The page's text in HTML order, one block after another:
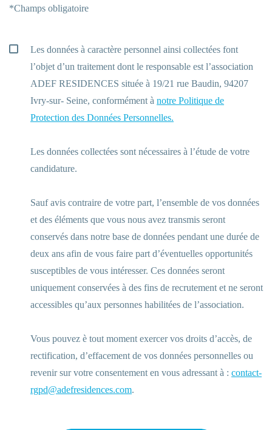
*Champs obligatoire
Les données à caractère personnel ainsi collectées font
l’objet d’un traitement dont le responsable est l’association
ADEF RESIDENCES située à 19/21 rue Baudin, 94207
Ivry-sur- Seine, conformément à notre Politique de
Protection des Données Personnelles.
Les données collectées sont nécessaires à l’étude de votre
candidature.
Sauf avis contraire de votre part, l’ensemble de vos données
et des éléments que vous nous avez transmis seront
conservés dans notre base de données pendant une durée de
deux ans afin de vous faire part d’éventuelles opportunités
susceptibles de vous intéresser. Ces données seront
uniquement conservées à des fins de recrutement et ne seront
accessibles qu’aux personnes habilitées de l’association.
Vous pouvez è tout moment exercer vos droits d’accès, de
rectification, d’effacement de vos données personnelles ou
revenir sur votre consentement en vous adressant à : contact-
rgpd@adefresidences.com.